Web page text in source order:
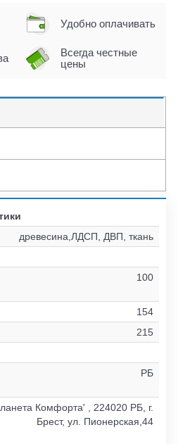
Удобно оплачивать
Всегда честные
цены
древесина,ЛДСП, ДВП, ткань
100
154
215
РБ
Комфорта' , 224020 РБ, г.
Брест, ул. Пионерская,44